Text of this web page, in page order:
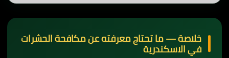
خلاصة — ما تحتاج معرفته عن مكافحة الحشرات
في الاسكندرية